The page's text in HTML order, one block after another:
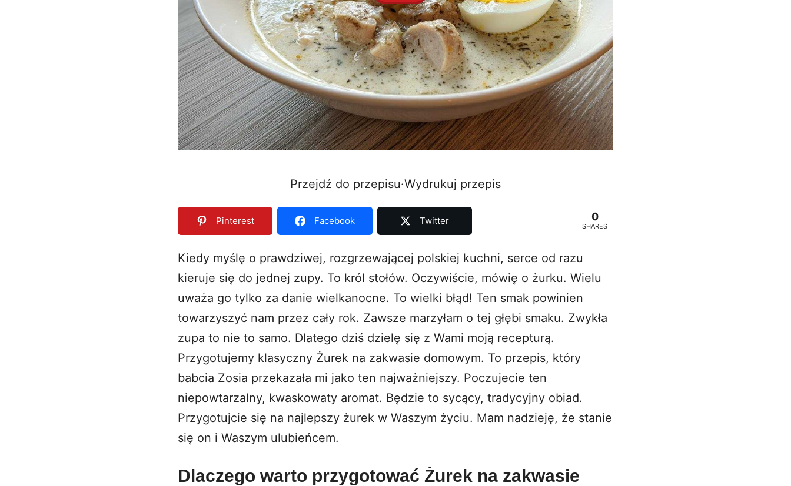
Przejdź do przepisu·Wydrukuj przepis
Pinterest Facebook Twitter 0
SHARES
Kiedy myślę o prawdziwej, rozgrzewającej polskiej kuchni, serce od razu
kieruje się do jednej zupy. To król stołów. Oczywiście, mówię o żurku. Wielu
uważa go tylko za danie wielkanocne. To wielki błąd! Ten smak powinien
towarzyszyć nam przez cały rok. Zawsze marzyłam o tej głębi smaku. Zwykła
zupa to nie to samo. Dlatego dziś dzielę się z Wami moją recepturą.
Przygotujemy klasyczny Żurek na zakwasie domowym. To przepis, który
babcia Zosia przekazała mi jako ten najważniejszy. Poczujecie ten
niepowtarzalny, kwaskowaty aromat. Będzie to sycący, tradycyjny obiad.
Przygotujcie się na najlepszy żurek w Waszym życiu. Mam nadzieję, że stanie
się on i Waszym ulubieńcem.
Dlaczego warto przygotować Żurek na zakwasie